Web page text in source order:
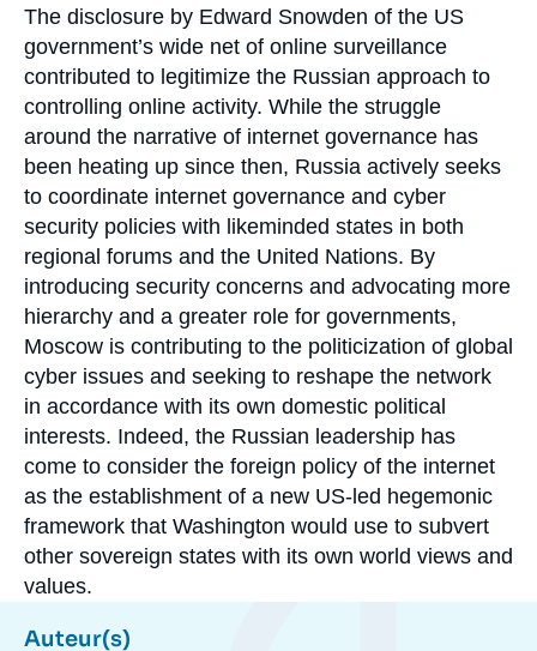
The disclosure by Edward Snowden of the US
government’s wide net of online surveillance
contributed to legitimize the Russian approach to
controlling online activity. While the struggle
around the narrative of internet governance has
been heating up since then, Russia actively seeks
to coordinate internet governance and cyber
security policies with likeminded states in both
regional forums and the United Nations. By
introducing security concerns and advocating more
hierarchy and a greater role for governments,
Moscow is contributing to the politicization of global
cyber issues and seeking to reshape the network
in accordance with its own domestic political
interests. Indeed, the Russian leadership has
come to consider the foreign policy of the internet
as the establishment of a new US-led hegemonic
framework that Washington would use to subvert
other sovereign states with its own world views and
values.
Auteur(s)